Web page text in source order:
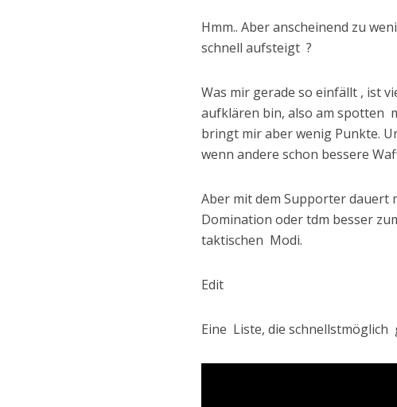
Hmm.. Aber anscheinend zu
schnell aufsteigt ?
Was mir gerade so einfällt , ist
aufklären bin, also am spotten
bringt mir aber wenig Punkte.
wenn andere schon bessere
Aber mit dem Supporter dauert
Domination oder tdm besser
taktischen Modi.
Edit
Eine Liste, die schnellstmöglich